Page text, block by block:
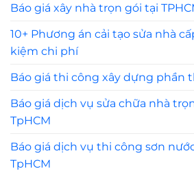
Báo giá xây nhà trọn gói tại
10+ Phương án cải tạo sửa nhà
kiệm chi phí
Báo giá thi công xây dựng phần
Báo giá dịch vụ sửa chữa nhà
TpHCM
Báo giá dịch vụ thi công sơn
TpHCM